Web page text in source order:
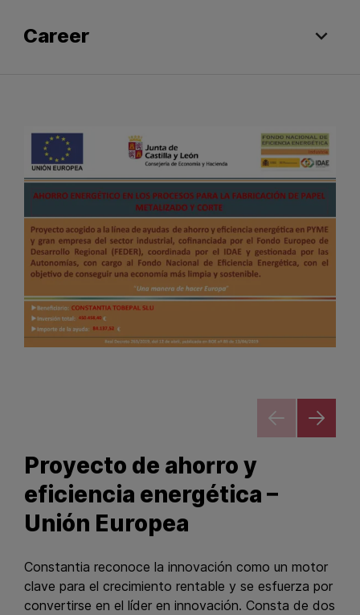
Career
Proyecto de ahorro y
eficiencia energética –
Unión Europea
Constantia reconoce la innovación como un motor
clave para el crecimiento rentable y se esfuerza por
convertirse en el líder en innovación. Consta de dos